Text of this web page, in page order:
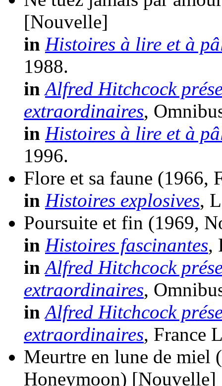
[Nouvelle]
in Histoires à lire et à
1988.
in Alfred Hitchcock
extraordinaires,
in Histoires à lire et à
1996.
Flore et sa faune (1966,
in Histoires explosives,
Poursuite et fin (1969,
in Histoires fascinantes,
in Alfred Hitchcock
extraordinaires,
in Alfred Hitchcock
extraordinaires, France
Meurtre en lune de miel
Honeymoon) [Nouvelle]